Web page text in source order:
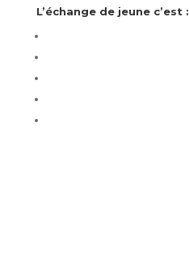
L’échange de jeune c’est :